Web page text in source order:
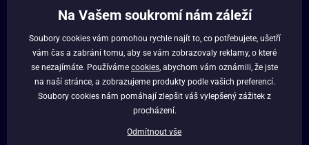
O NÁS
VĚRNOSTNÍ PROGRAM
Na Vašem soukromí nám záleží
Soubory cookies vám pomohou rychle najít to, co potřebujete, ušetří
vám čas a zabrání tomu, aby se vám zobrazovaly reklamy, o které
se nezajímáte. Používáme cookies , abychom vám oznámili, že jste
na naší stránce, a zobrazujeme produkty podle vašich preferencí.
Soubory cookies nám pomáhají zlepšit váš vylepšený zážitek z
procházení.
Odmítnout vše